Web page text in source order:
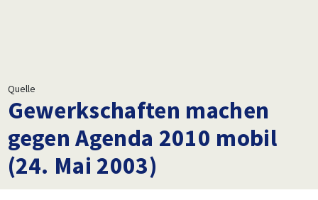
Quelle
Gewerkschaften machen
gegen Agenda 2010 mobil
(24. Mai 2003)